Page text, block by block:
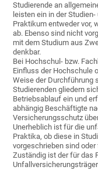
Studierende an
leisten ein in der
Praktikum entweder vor,
ab. Ebenso sind nicht
mit dem Studium aus
denkbar.
Bei Hochschul- bzw.
Einfluss der Hochschule
Weise der Durchführung
Studierenden gliedern
Betriebsablauf ein und
abhängig Beschäftigte
Versicherungsschutz
Unerheblich ist für die
Praktika, ob diese in
vorgeschrieben sind
Zuständig ist der für das